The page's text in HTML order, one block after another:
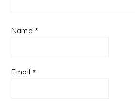
Name *
Email*